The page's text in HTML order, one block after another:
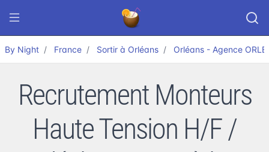
By Night France Sortir à Orléans Orléans - Agence
Recrutement Monteurs
Haute Tension H/F /